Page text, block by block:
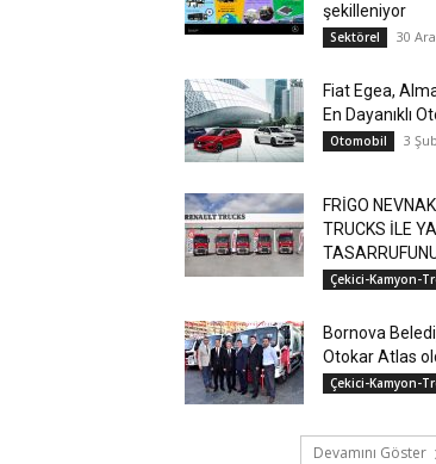
şekilleniyor
Sektörel 30
Fiat Egea,
En Dayanıklı
Otomobil 3
FRİGO
TRUCKS İLE
Çekici-Kamyon-
Bornova
Otokar Atlas
Çekici-Kamyon-
Devamını Göster